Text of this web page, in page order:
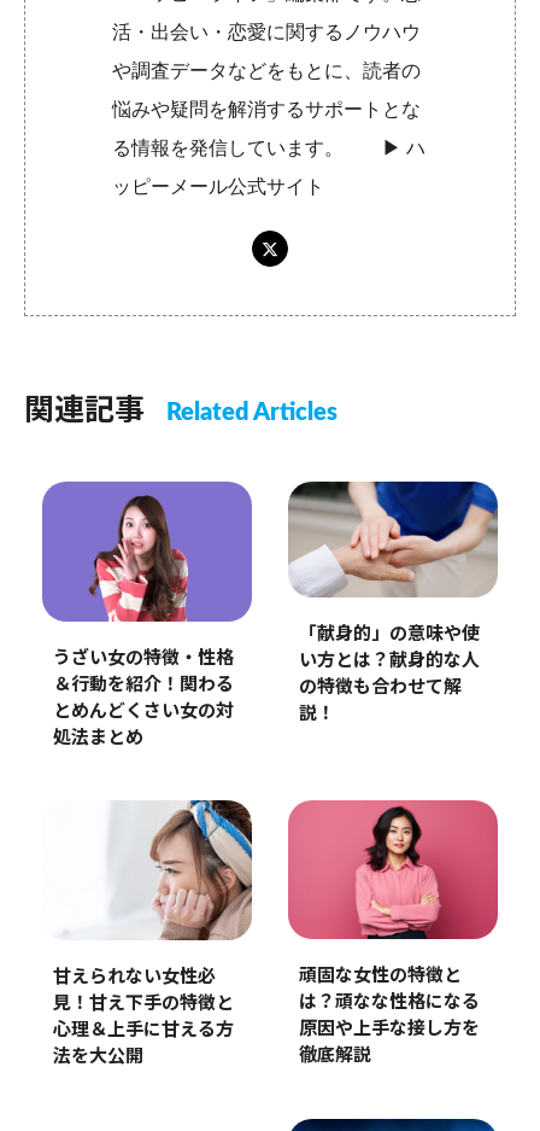
活・出会い・恋愛に関するノウハウ
や調査データなどをもとに、読者の
悩みや疑問を解消するサポートとな
る情報を発信しています。 ▶︎ハ
ッピーメール公式サイト
関連記事 Related Articles
うざい女の特徴・性格
＆行動を紹介！関わる
とめんどくさい女の対
処法まとめ
「献身的」の意味や使
い方とは？献身的な人
の特徴も合わせて解
説！
甘えられない女性必
見！甘え下手の特徴と
心理＆上手に甘える方
法を大公開
頑固な女性の特徴と
は？頑なな性格になる
原因や上手な接し方を
徹底解説